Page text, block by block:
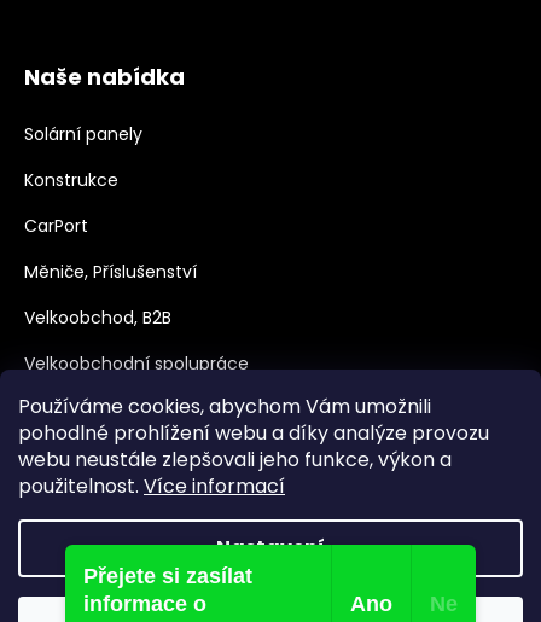
Používáme cookies, abychom Vám umožnili
pohodlné prohlížení webu a díky analýze provozu
webu neustále zlepšovali jeho funkce, výkon a
použitelnost. Více informací
Nastavení
Naše nabídka
Solární panely
Konstrukce
CarPort
Měniče, Příslušenství
Velkoobchod, B2B
Velkoobchodní spolupráce
Dotace
Vytvořil Shoptet
Přejete si zasílat
informace o
Ano Ne